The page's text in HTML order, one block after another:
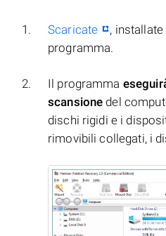
Scaricate
,
programma.
Il programma
scansione del
dischi rigidi e i
rimovibili collegati, i